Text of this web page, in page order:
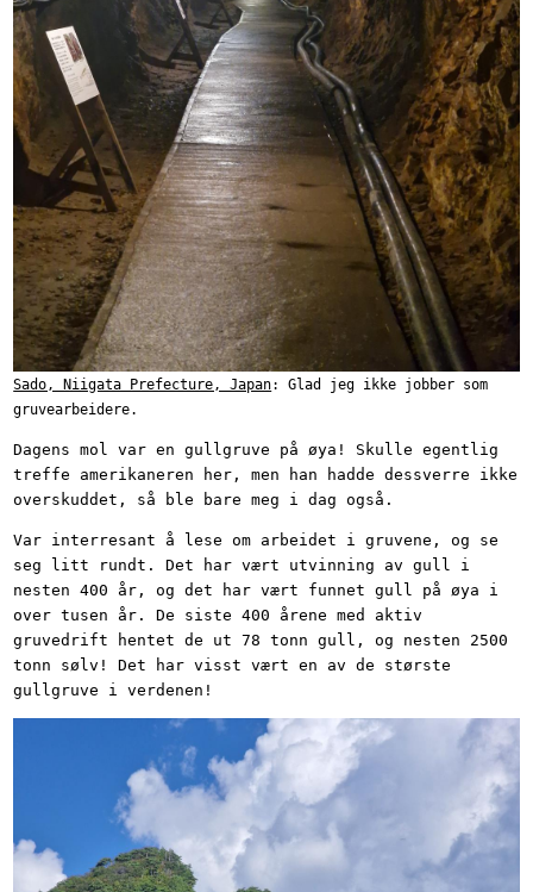
Sado, Niigata Prefecture, Japan: Glad jeg ikke jobber som
gruvearbeidere.
Dagens mol var en gullgruve på øya! Skulle egentlig
treffe amerikaneren her, men han hadde dessverre ikke
overskuddet, så ble bare meg i dag også.
Var interresant å lese om arbeidet i gruvene, og se
seg litt rundt. Det har vært utvinning av gull i
nesten 400 år, og det har vært funnet gull på øya i
over tusen år. De siste 400 årene med aktiv
gruvedrift hentet de ut 78 tonn gull, og nesten 2500
tonn sølv! Det har visst vært en av de største
gullgruve i verdenen!